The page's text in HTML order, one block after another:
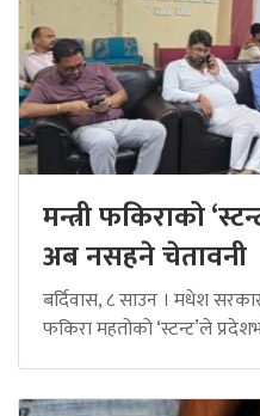
मन्त्री फकिराको
अब नसहने चेतावनी
बर्दिवास, ८ साउन । मधेश
फकिरा महतोको ‘स्टन्ट’ले